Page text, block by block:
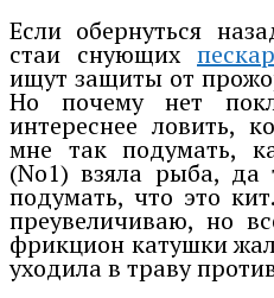
Если обернуться
стаи снующих
ищут защиты от
Но почему нет
интереснее ловить,
мне так подумать,
(No1) взяла рыба,
подумать, что это
преувеличиваю, но
фрикцион катушки
уходила в траву